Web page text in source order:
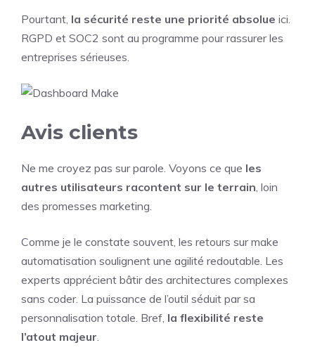
Pourtant, la sécurité reste une priorité absolue ici.
RGPD et SOC2 sont au programme pour rassurer les
entreprises sérieuses.
Avis clients
Ne me croyez pas sur parole. Voyons ce que les
autres utilisateurs racontent sur le terrain , loin
des promesses marketing.
Comme je le constate souvent, les retours sur make
automatisation soulignent une agilité redoutable. Les
experts apprécient bâtir des architectures complexes
sans coder. La puissance de l’outil séduit par sa
personnalisation totale. Bref, la flexibilité reste
l’atout majeur